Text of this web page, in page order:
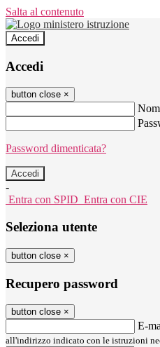
Salta al contenuto
Accedi
Accedi
button close ×
Password dimenticata?
-
Entra con SPID Entra con CIE
Seleziona utente
button close ×
Recupero password
button close ×
E-
all'indirizzo indicato con le istruzioni